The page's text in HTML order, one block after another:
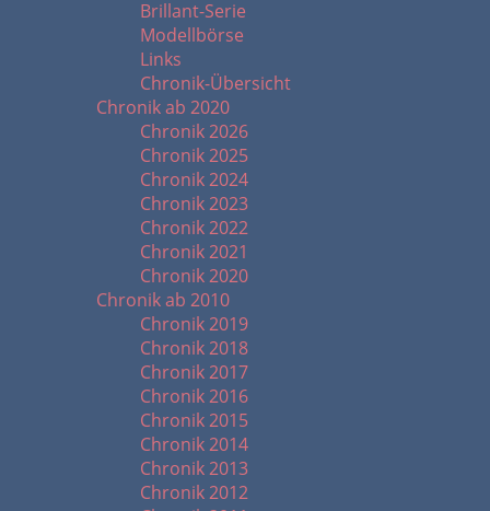
Brillant-Serie
Modellbörse
Links
Chronik-Übersicht
Chronik ab 2020
Chronik 2026
Chronik 2025
Chronik 2024
Chronik 2023
Chronik 2022
Chronik 2021
Chronik 2020
Chronik ab 2010
Chronik 2019
Chronik 2018
Chronik 2017
Chronik 2016
Chronik 2015
Chronik 2014
Chronik 2013
Chronik 2012